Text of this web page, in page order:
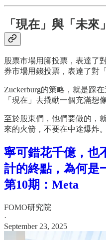
「現在」與「未來
股票市場用腳投票，表達了
券市場用錢投票，表達了對
Zuckerburg的策略，就是踩
「現在」去撬動一個充滿想
至於股東們，他們要做的，
來的火箭，不要在中途爆炸。
寧可錯花千億，也
計的終點，為何是
第10期：Meta
FOMO研究院
·
September 23, 2025